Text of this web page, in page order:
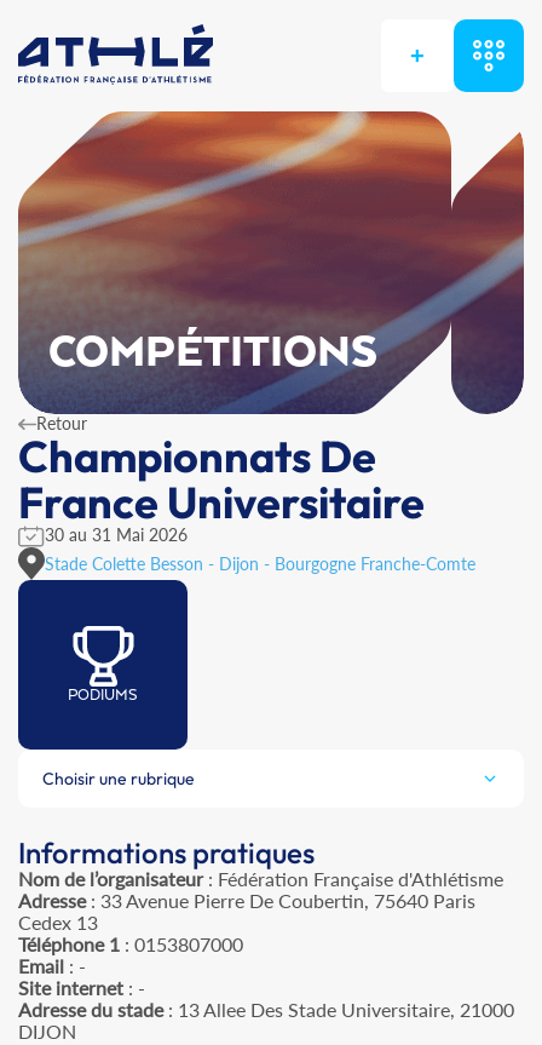
+
COMPÉTITIONS
Retour
Championnats De
France Universitaire
30 au 31 Mai 2026
Stade Colette Besson - Dijon - Bourgogne Franche-Comte
PODIUMS
Choisir une rubrique
Informations pratiques
Nom de l’organisateur: Fédération Française d'Athlétisme
Adresse: 33 Avenue Pierre De Coubertin, 75640 Paris
Cedex 13
Téléphone 1 : 0153807000
Email : -
Site internet : -
Adresse du stade: 13 Allee Des Stade Universitaire, 21000
DIJON